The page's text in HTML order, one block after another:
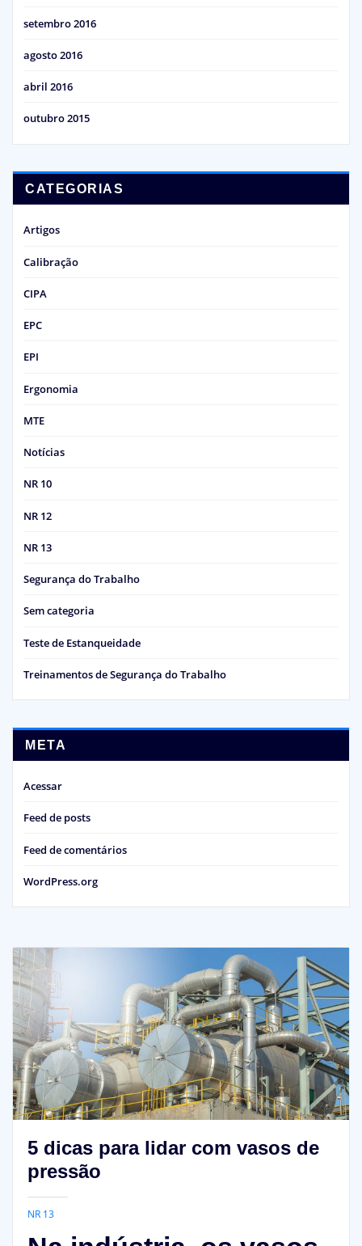
setembro 2016
agosto 2016
abril 2016
outubro 2015
CATEGORIAS
Artigos
Calibração
CIPA
EPC
EPI
Ergonomia
MTE
Notícias
NR 10
NR 12
NR 13
Segurança do Trabalho
Sem categoria
Teste de Estanqueidade
Treinamentos de Segurança do Trabalho
META
Acessar
Feed de posts
Feed de comentários
WordPress.org
5 dicas para lidar com vasos de
pressão
NR 13